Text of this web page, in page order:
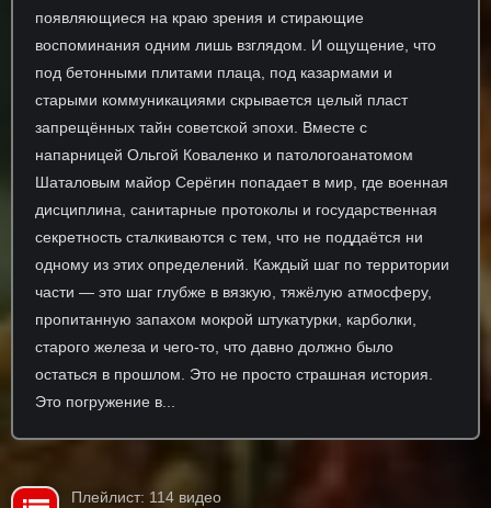
появляющиеся на краю зрения и стирающие
воспоминания одним лишь взглядом. И ощущение, что
под бетонными плитами плаца, под казармами и
старыми коммуникациями скрывается целый пласт
запрещённых тайн советской эпохи. Вместе с
напарницей Ольгой Коваленко и патологоанатомом
Шаталовым майор Серёгин попадает в мир, где военная
дисциплина, санитарные протоколы и государственная
секретность сталкиваются с тем, что не поддаётся ни
одному из этих определений. Каждый шаг по территории
части — это шаг глубже в вязкую, тяжёлую атмосферу,
пропитанную запахом мокрой штукатурки, карболки,
старого железа и чего-то, что давно должно было
остаться в прошлом. Это не просто страшная история.
Это погружение в...
Плейлист: 114 видео